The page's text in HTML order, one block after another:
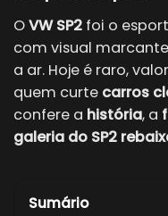
OVW SP2 foi o
com visual
a ar. Hoje é raro,
quem curte carros
confere a história, a
galeria do SP2
Sumário